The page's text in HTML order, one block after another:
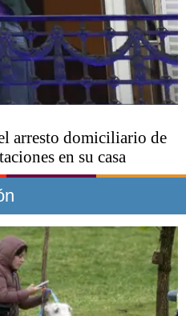
arresto domiciliario de
en su casa